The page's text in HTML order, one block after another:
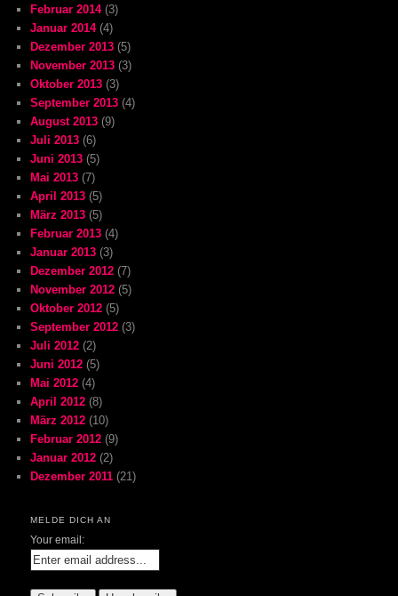
Februar 2014(3)
Januar 2014(4)
Dezember 2013 (5)
November 2013 (3)
Oktober 2013 (3)
September 2013 (4)
August 2013 (9)
Juli 2013 (6)
Juni 2013 (5)
Mai 2013 (7)
April 2013 (5)
März 2013 (5)
Februar 2013 (4)
Januar 2013 (3)
Dezember 2012 (7)
November 2012 (5)
Oktober 2012 (5)
September 2012 (3)
Juli 2012 (2)
Juni 2012 (5)
Mai 2012 (4)
April 2012 (8)
März 2012 (10)
Februar 2012 (9)
Januar 2012 (2)
Dezember 2011 (21)
MELDE DICH AN
Your email: